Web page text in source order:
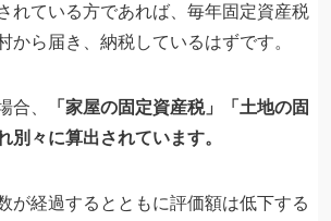
れている方であれば、毎年固定資産税
から届き、納税しているはずです。
合、
「家屋の固定資産税」「土地の固
別々に算出されています。
が経過するとともに評価額は低下する